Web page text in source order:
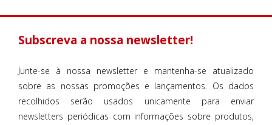
Subscreva a nossa newsletter!
Junte-se à nossa newsletter e mantenha-se atualizado
sobre as nossas promoções e lançamentos. Os dados
recolhidos serão usados unicamente para enviar
newsletters periódicas com informações sobre produtos,